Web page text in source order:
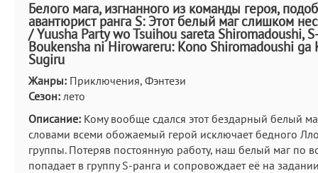
Белого мага, изгнанного из команды героя,
авантюрист ранга S: Этот белый маг слишком
/ Yuusha Party wo Tsuihou sareta Shiromadoushi,
Boukensha ni Hirowareru: Kono Shiromadoushi ga
Sugiru
Жанры: Приключения, Фэнтези
Сезон: лето
Описание: Кому вообще сдался этот бездарный белый
словами всеми обожаемый герой исключает бедного
группы. Потеряв постоянную работу, наш белый маг по
попадает в группу S-ранга и сопровождает её на